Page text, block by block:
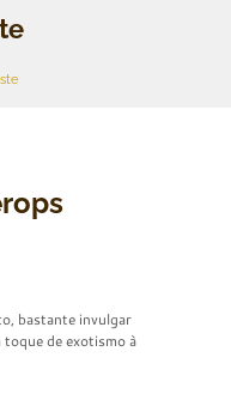
bastante invulgar
toque de exotismo à